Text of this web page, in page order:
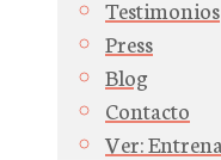
Testimonios
Press
Blog
Contacto
Ver: